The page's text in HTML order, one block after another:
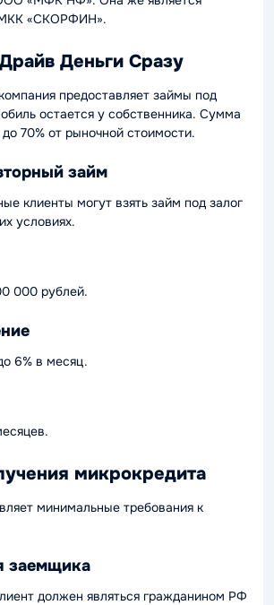
«СКОРФИН».
Деньги Сразу
предоставляет займы под
остается у собственника. Сумма
70% от рыночной стоимости.
займ
клиенты могут взять займ под залог
условиях.
000 рублей.
6% в месяц.
микрокредита
минимальные требования к
заемщика
должен являться гражданином РФ